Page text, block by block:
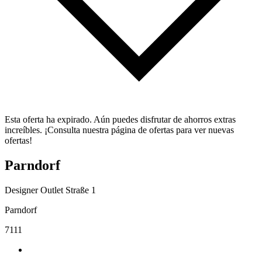
Esta oferta ha expirado. Aún puedes disfrutar de ahorros extras
increíbles. ¡Consulta nuestra página de ofertas para ver nuevas
ofertas!
Parndorf
Designer Outlet Straße 1
Parndorf
7111